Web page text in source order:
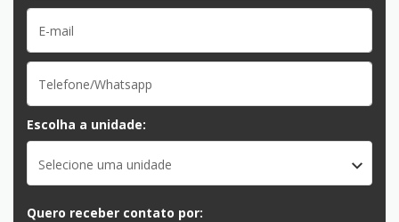
Escolha a unidade:
Selecione uma unidade
Quero receber contato por: